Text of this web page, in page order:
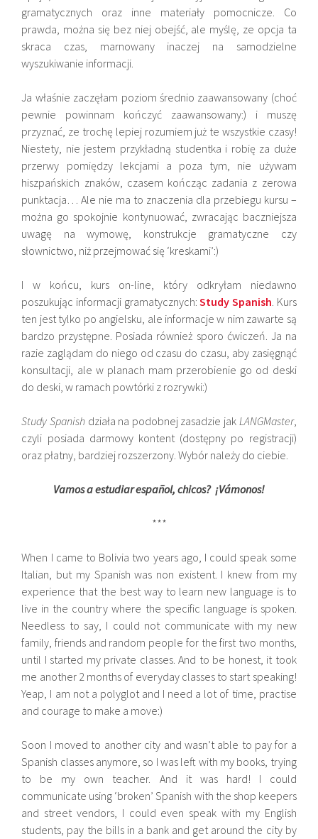
gramatycznych oraz inne materiały pomocnicze. Co
prawda, można się bez niej obejść, ale myślę, ze opcja ta
skraca czas, marnowany inaczej na samodzielne
wyszukiwanie informacji.
Ja właśnie zaczęłam poziom średnio zaawansowany (choć
pewnie powinnam kończyć zaawansowany:) i muszę
przyznać, ze trochę lepiej rozumiem już te wszystkie czasy!
Niestety, nie jestem przykładną studentka i robię za duże
przerwy pomiędzy lekcjami a poza tym, nie używam
hiszpańskich znaków, czasem kończąc zadania z zerowa
punktacja… Ale nie ma to znaczenia dla przebiegu kursu –
można go spokojnie kontynuować, zwracając baczniejsza
uwagę na wymowę, konstrukcje gramatyczne czy
słownictwo, niż przejmować się ‘kreskami’:)
I w końcu, kurs on-line, który odkryłam niedawno
poszukując informacji gramatycznych:Study Spanish. Kurs
ten jest tylko po angielsku, ale informacje w nim zawarte są
bardzo przystępne. Posiada również sporo ćwiczeń. Ja na
razie zaglądam do niego od czasu do czasu, aby zasięgnąć
konsultacji, ale w planach mam przerobienie go od deski
do deski, w ramach powtórki z rozrywki:)
Study Spanishdziała na podobnej zasadzie jak LANGMaster,
czyli posiada darmowy kontent (dostępny po registracji)
oraz płatny, bardziej rozszerzony. Wybór należy do ciebie.
Vamos a estudiar español, chicos? ¡Vámonos!
***
When I came to Bolivia two years ago, I could speak some
Italian, but my Spanish was non existent. I knew from my
experience that the best way to learn new language is to
live in the country where the specific language is spoken.
Needless to say, I could not communicate with my new
family, friends and random people for the first two months,
until I started my private classes. And to be honest, it took
me another 2 months of everyday classes to start speaking!
Yeap, I am not a polyglot and I need a lot of time, practise
and courage to make a move:)
Soon I moved to another city and wasn’t able to pay for a
Spanish classes anymore, so I was left with my books, trying
to be my own teacher. And it was hard! I could
communicate using ‘broken’ Spanish with the shop keepers
and street vendors, I could even speak with my English
students, pay the bills in a bank and get around the city by